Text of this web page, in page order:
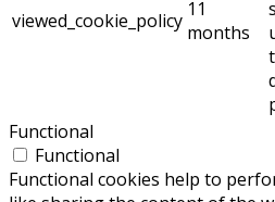
viewed_cookie_policy 11
months
Functional
Functional
Functional cookies help to